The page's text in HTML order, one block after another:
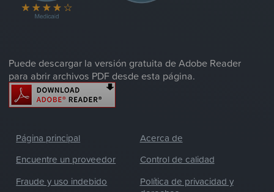
Puede descargar la versión gratuita de Adobe Reader
para abrir archivos PDF desde esta página.
Página principal
Acerca de
Encuentre un proveedor
Control de calidad
Fraude y uso indebido
Política de privacidad y